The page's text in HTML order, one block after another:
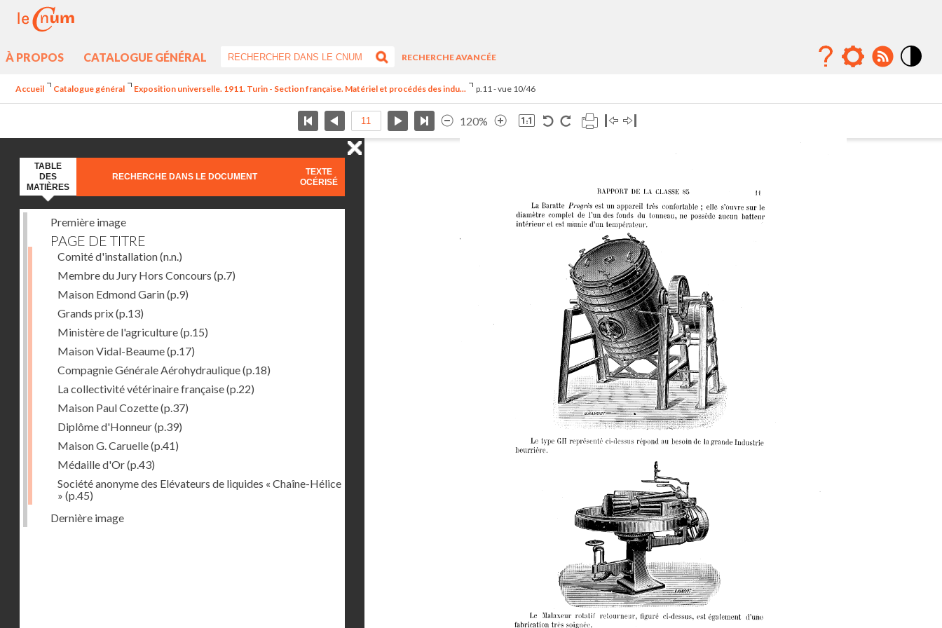
À PROPOS CATALOGUE GÉNÉRAL
RECHERCHE AVANCÉE
Accueil Catalogue général Exposition universelle. 1911. Turin - Section française. Matériel et procédés des indu... p.11 - vue 10/46
120%
TABLE
DES
MATIÈRES
RECHERCHE DANS LE DOCUMENT
TEXTE
OCÉRISÉ
Première image
PAGE DE TITRE
Comité d'installation(n.n.)
Membre du Jury Hors Concours (p.7)
Maison Edmond Garin(p.9)
Grands prix(p.13)
Ministère de l'agriculture(p.15)
Maison Vidal-Beaume(p.17)
Compagnie Générale Aérohydraulique(p.18)
La collectivité vétérinaire française(p.22)
Maison Paul Cozette(p.37)
Diplôme d'Honneur(p.39)
Maison G. Caruelle(p.41)
Médaille d'Or(p.43)
Société anonyme des Elévateurs de liquides « Chaîne-Hélice
» (p.45)
Dernière image